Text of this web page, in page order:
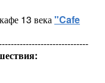
13 века"Cafe